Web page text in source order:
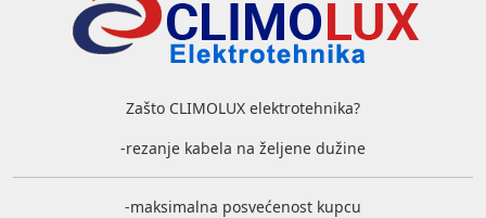
Zašto CLIMOLUX elektrotehnika?
-rezanje kabela na željene dužine
-maksimalna posvećenost kupcu